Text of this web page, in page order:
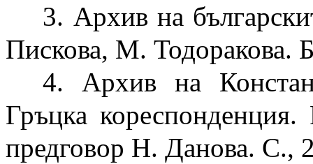
3. Архив на
Пискова, М. Тодоракова.
4. Архив на
Гръцка
предговор Н. Данова. С.,